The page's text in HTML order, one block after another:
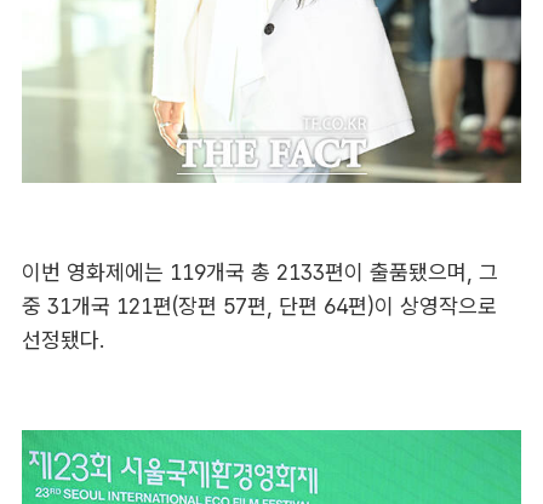
이번 영화제에는 119개국 총 2133편이 출품됐으며, 그
중 31개국 121편(장편 57편, 단편 64편)이 상영작으로
선정됐다.